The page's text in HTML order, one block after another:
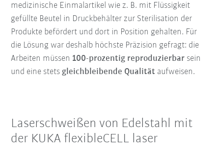
medizinische Einmalartikel wie z. B. mit Flüssigkeit
gefüllte Beutel in Druckbehälter zur Sterilisation der
Produkte befördert und dort in Position gehalten. Für
die Lösung war deshalb höchste Präzision gefragt: die
Arbeiten müssen 100-prozentig reproduzierbar sein
und eine stetsgleichbleibende Qualität aufweisen.
Laserschweißen von Edelstahl mit
der KUKA flexibleCELL laser